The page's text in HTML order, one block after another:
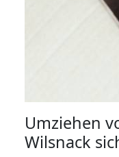
Umziehen
Wilsnack